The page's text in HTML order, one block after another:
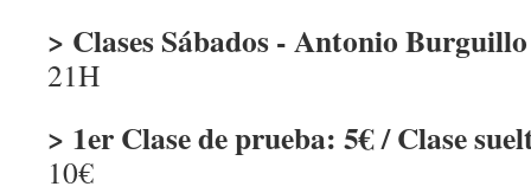
> Clases Sábados - Antonio
21H
> 1er Clase de prueba: 5€ / Clase
10€